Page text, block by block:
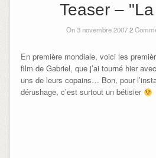
Teaser –
On 3 novembre 20072
En première mondiale, voici les
film de Gabriel, que j’ai tourné hier
uns de leurs copains… Bon, pour
dérushage, c’est surtout un bétisier